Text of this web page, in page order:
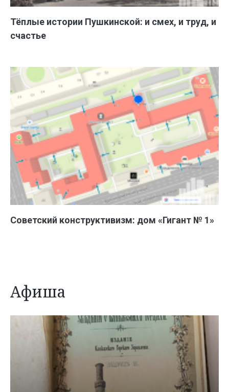
Тёплые истории Пушкинской: и смех, и труд, и
счастье
Советский конструктивизм: дом «Гигант № 1»
Афиша